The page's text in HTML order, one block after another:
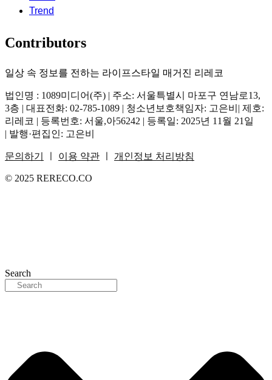
Trend
Contributors
일상 속 정보를 전하는 라이프스타일 매거진 리레코
법인명 : 1089미디어(주) | 주소: 서울특별시 마포구 연남로13,
3층 | 대표전화: 02-785-1089 | 청소년보호책임자: 고은비| 제호:
리레코 | 등록번호: 서울,아56242 | 등록일: 2025년 11월 21일
| 발행·편집인: 고은비
문의하기 이용 약관 개인정보 처리방침
© 2025 RERECO.CO
Search